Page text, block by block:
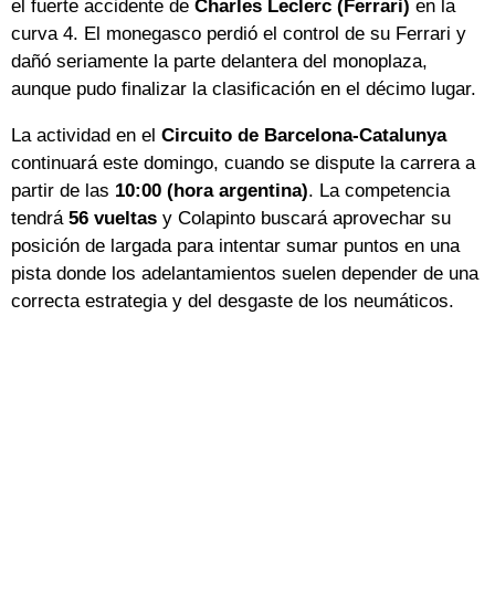
el fuerte accidente de Charles Leclerc (Ferrari) en la
curva 4. El monegasco perdió el control de su Ferrari y
dañó seriamente la parte delantera del monoplaza,
aunque pudo finalizar la clasificación en el décimo lugar.
La actividad en el Circuito de Barcelona-Catalunya
continuará este domingo, cuando se dispute la carrera a
partir de las 10:00 (hora argentina). La competencia
tendrá 56 vueltas y Colapinto buscará aprovechar su
posición de largada para intentar sumar puntos en una
pista donde los adelantamientos suelen depender de una
correcta estrategia y del desgaste de los neumáticos.